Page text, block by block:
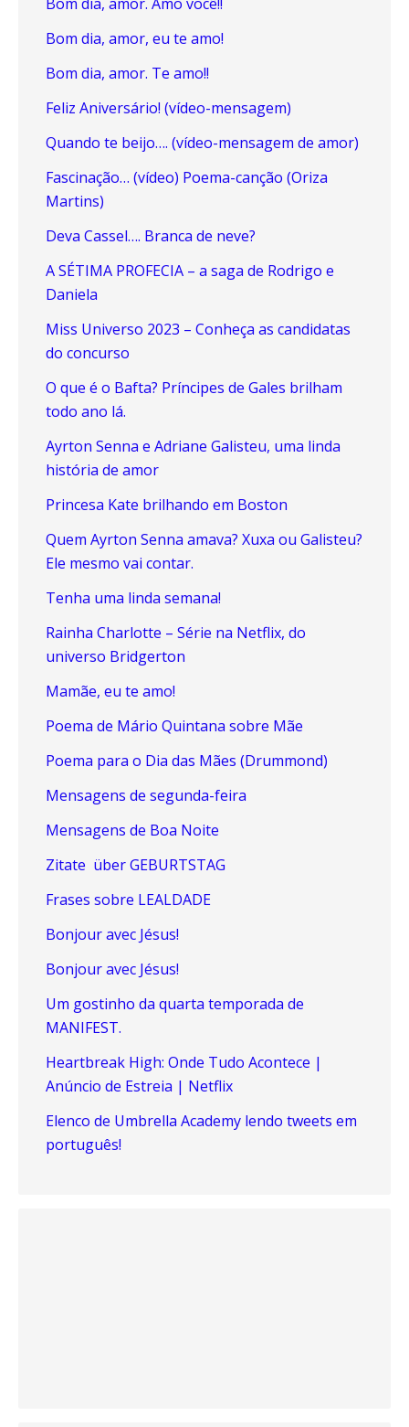
Bom dia, amor, eu te amo!
Bom dia, amor. Te amo!!
Feliz Aniversário! (vídeo-mensagem)
Quando te beijo…. (vídeo-mensagem de amor)
Fascinação… (vídeo) Poema-canção (Oriza
Martins)
Deva Cassel…. Branca de neve?
A SÉTIMA PROFECIA – a saga de Rodrigo e
Daniela
Miss Universo 2023 – Conheça as candidatas
do concurso
O que é o Bafta? Príncipes de Gales brilham
todo ano lá.
Ayrton Senna e Adriane Galisteu, uma linda
história de amor
Princesa Kate brilhando em Boston
Quem Ayrton Senna amava? Xuxa ou Galisteu?
Ele mesmo vai contar.
Tenha uma linda semana!
Rainha Charlotte – Série na Netflix, do
universo Bridgerton
Mamãe, eu te amo!
Poema de Mário Quintana sobre Mãe
Poema para o Dia das Mães (Drummond)
Mensagens de segunda-feira
Mensagens de Boa Noite
Zitate über GEBURTSTAG
Frases sobre LEALDADE
Bonjour avec Jésus!
Bonjour avec Jésus!
Um gostinho da quarta temporada de
MANIFEST.
Heartbreak High: Onde Tudo Acontece |
Anúncio de Estreia | Netflix
Elenco de Umbrella Academy lendo tweets em
português!